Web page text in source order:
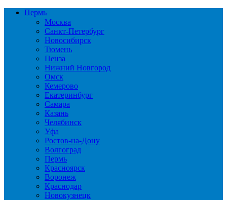
Пермь
Москва
Санкт-Петербург
Новосибирск
Тюмень
Пенза
Нижний Новгород
Омск
Кемерово
Екатеринбург
Самара
Казань
Челябинск
Уфа
Ростов-на-Дону
Волгоград
Пермь
Красноярск
Воронеж
Краснодар
Новокузнецк